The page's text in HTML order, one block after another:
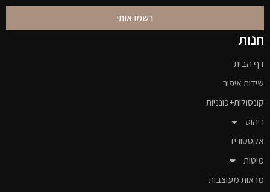
רשמו אותי
חנות
דף הבית
שידות איפור
קונסולות+כונניות
ריהוט
אקססוריז
מיטות
מראות מעוצבות